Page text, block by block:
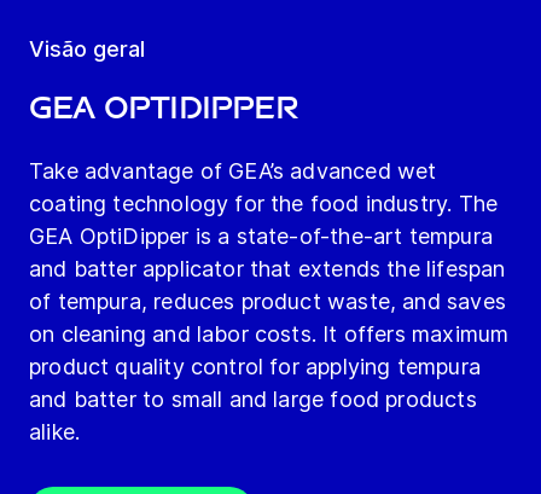
Visão geral
GEA OptiDipper
Take advantage of GEA’s advanced wet
coating technology for the food industry. The
GEA OptiDipper is a state-of-the-art tempura
and batter applicator that extends the lifespan
of tempura, reduces product waste, and saves
on cleaning and labor costs. It offers maximum
product quality control for applying tempura
and batter to small and large food products
alike.